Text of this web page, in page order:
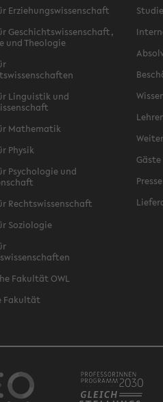
Erziehungswissenschaft
Geschichtswissenschaft,
und Theologie
Linguistik und
Mathematik
Physik
Psychologie und
Rechtswissenschaft
Soziologie
Fakultät OWL
Fakultät
Gäste
Presse